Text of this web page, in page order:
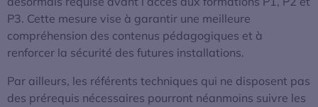
P3. Cette mesure vise à garantir une meilleure
compréhension des contenus pédagogiques et à
renforcer la sécurité des futures installations.
Par ailleurs, les référents techniques qui ne disposent pas
des prérequis nécessaires pourront néanmoins suivre les